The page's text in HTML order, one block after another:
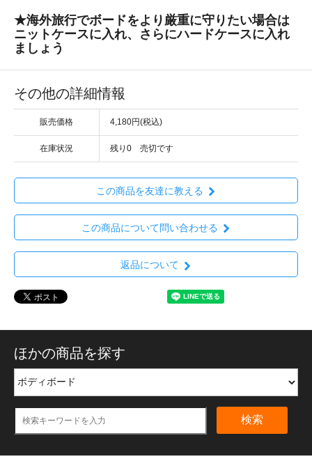
★海外旅行でボードをより厳重に守りたい場合は
ニットケースに入れ、さらにハードケースに入れ
ましょう
その他の詳細情報
販売価格 4,180円(税込)
在庫状況 残り0 売切です
この商品を友達に教える
この商品について問い合わせる
返品について
ほかの商品を探す
検索